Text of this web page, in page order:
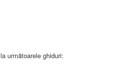
următoarele ghiduri: